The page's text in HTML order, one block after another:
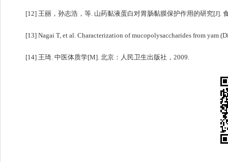
[12] 王丽，孙志浩，等. 山药黏液蛋白对胃肠黏膜保护作用的研究[J].
[13] Nagai T, et al. Characterization of mucopolysaccharides from yam
[14] 王琦. 中医体质学[M]. 北京：人民卫生出版社，2009.